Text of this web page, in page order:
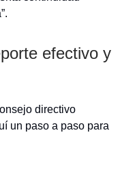
efectivo y
directivo
un paso a paso para